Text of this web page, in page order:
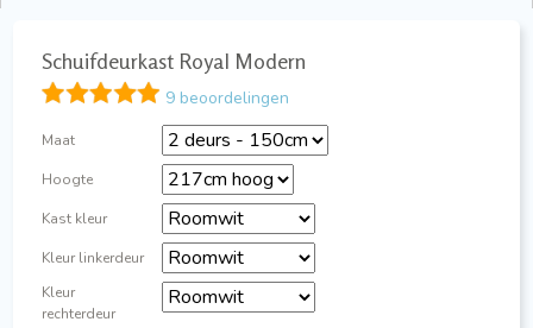
Schuifdeurkast Royal Modern
9 beoordelingen
Maat
Hoogte
Kast kleur
Kleur linkerdeur
Kleur
rechterdeur